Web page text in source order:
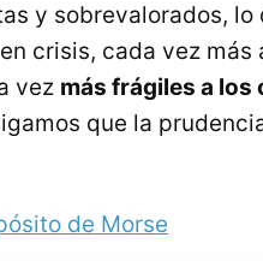
y sobrevalorados, lo
crisis, cada vez más
vez más frágiles a los
que la
de Morse